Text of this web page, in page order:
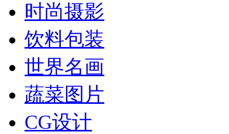
时尚摄影
饮料包装
世界名画
蔬菜图片
CG设计